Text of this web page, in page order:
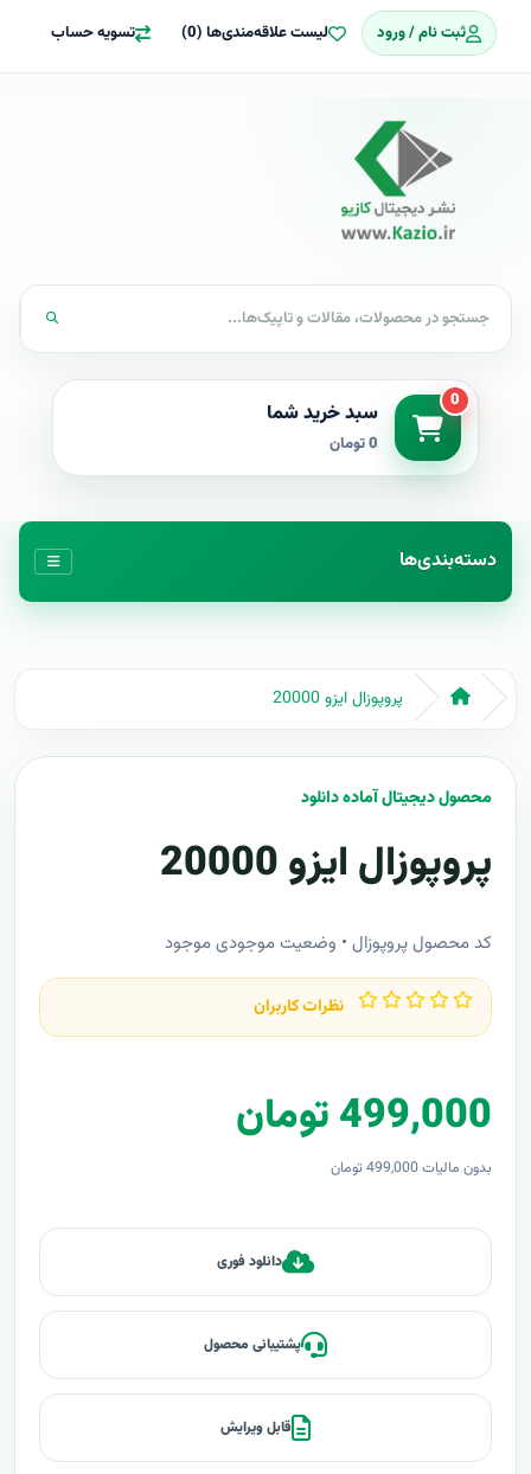
ثبت نام / ورود لیست علاقه‌مندی‌ها (0) تسویه حساب
0 سبد خرید شما
0 تومان
دسته‌بندی‌ها
پروپوزال ایزو 20000
محصول دیجیتال آماده دانلود
پروپوزال ایزو 20000
کد محصول پروپوزال • وضعیت موجودی موجود
نظرات کاربران
499,000 تومان
بدون مالیات 499,000 تومان
دانلود فوری
پشتیبانی محصول
قابل ویرایش